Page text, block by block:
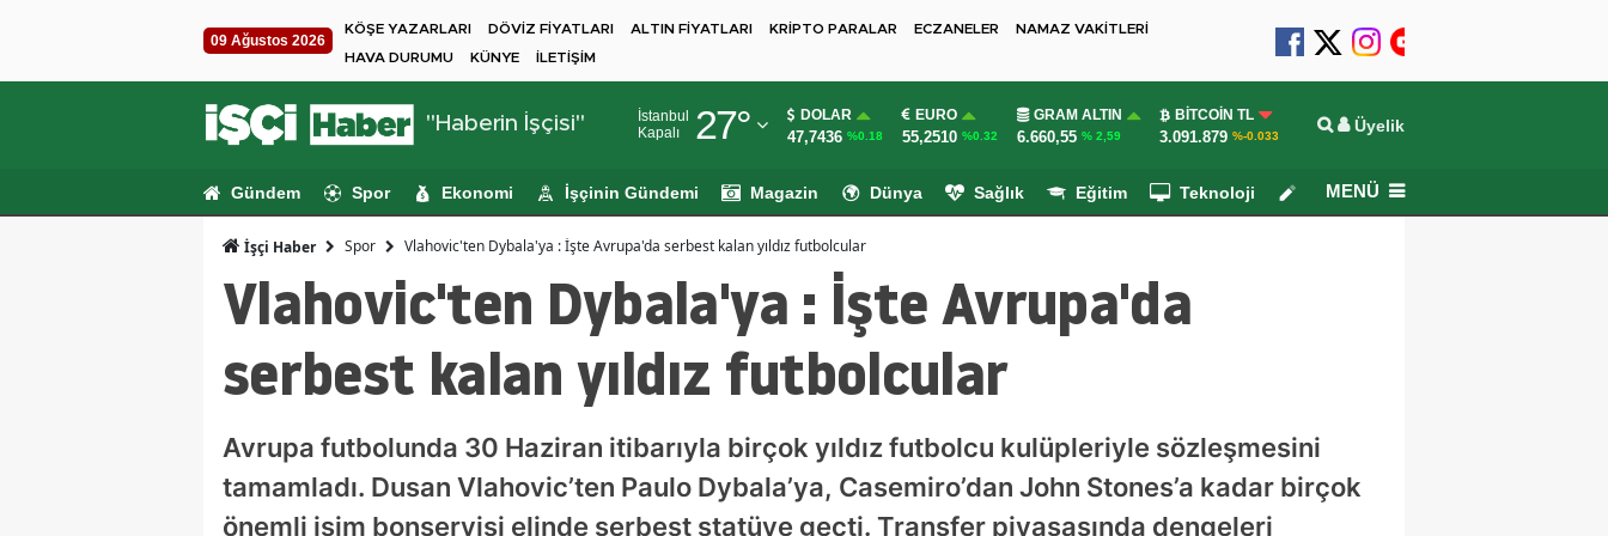
09 Ağustos 2026
KÖŞE YAZARLARI DÖVİZ FİYATLARI ALTIN FİYATLARI KRİPTO PARALAR ECZANELER
NAMAZ VAKİTLERİ
HAVA DURUMU
KÜNYE İLETİŞİM
"Haberin İşçisi"
İstanbul
Kapalı
27°
Adıyaman
Ağrı
Ankara
Antalya
Aydın
Balıkesir
DOLAR
47,7436 %0.18
EURO
55,2510 %0.32
GRAM ALTIN
6.660,55 % 2,59
BITCOIN TL
3.091.879 %-0.033 Üyelik
Gündem Spor Ekonomi İşçinin Gündemi Magazin Dünya Sağlık Eğitim Teknoloji Köşe Yazarları
MENÜ
İşçi Haber Spor Vlahovic'ten Dybala'ya : İşte Avrupa'da serbest kalan yıldız futbolcular
Vlahovic'ten Dybala'ya : İşte Avrupa'da
serbest kalan yıldız futbolcular
Avrupa futbolunda 30 Haziran itibarıyla birçok yıldız futbolcu kulüpleriyle sözleşmesini
tamamladı. Dusan Vlahovic’ten Paulo Dybala’ya, Casemiro’dan John Stones’a kadar birçok
önemli isim bonservisi elinde serbest statüye geçti. Transfer piyasasında dengeleri